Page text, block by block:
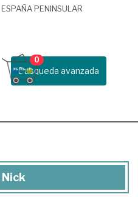
ESPAÑA PENINSULAR
Busqueda avanzada
0